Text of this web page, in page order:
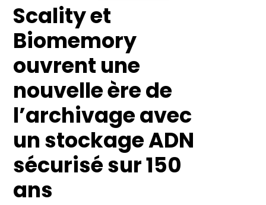
Scality et
Biomemory
ouvrent une
nouvelle ère de
l’archivage avec
un stockage ADN
sécurisé sur 150
ans